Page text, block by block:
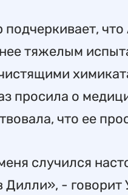
тяжелым
просила о
что ее
случился
Дилли», - говорит